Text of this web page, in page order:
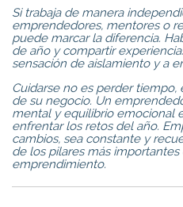
Si trabaja de manera
emprendedores, mentores o
puede marcar la diferencia.
de año y compartir
sensación de aislamiento y a
Cuidarse no es perder
de su negocio. Un
mental y equilibrio emocional
enfrentar los retos del año.
cambios, sea constante y
de los pilares más
emprendimiento.